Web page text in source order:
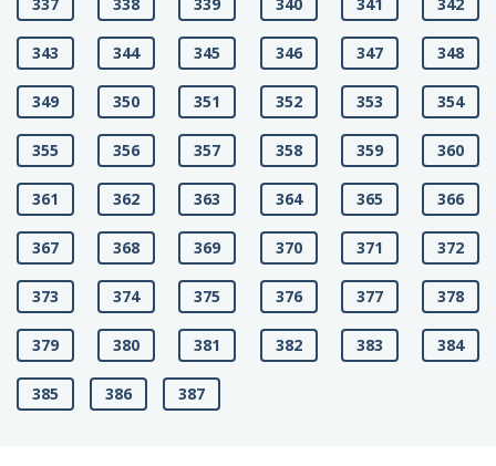
343 344 345 346 347 348
349 350 351 352 353 354
355 356 357 358 359 360
361 362 363 364 365 366
367 368 369 370 371 372
373 374 375 376 377 378
379 380 381 382 383 384
385 386 387